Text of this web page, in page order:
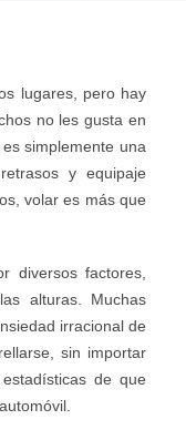
lugares, pero hay
no les gusta en
simplemente una
y equipaje
volar es más que
diversos factores,
alturas. Muchas
irracional de
sin importar
de que